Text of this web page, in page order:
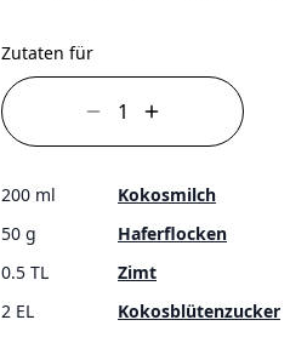
Zutaten für
200 ml
Kokosmilch
50 g
Haferflocken
0.5 TL
Zimt
2 EL
Kokosblütenzucker